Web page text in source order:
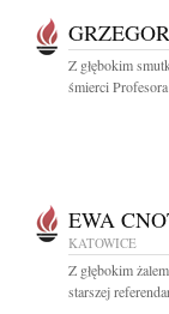
Z głębokim
śmierci
EWA
KATOWICE
Z głębokim
starszej